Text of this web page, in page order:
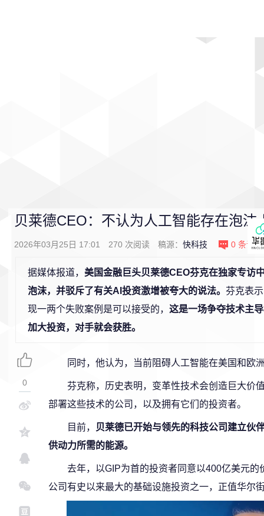
贝莱德CEO：不认为人工智能存在泡沫
2026年03月25日 17:01 270 次阅读 稿源： 快科技 0 条评论
据媒体报道， 美国金融巨头贝莱德CEO芬克在独家专访
泡沫，并驳斥了有关AI投资激增被夸大的说法。 芬克表
现一两个失败案例是可以接受的， 这是一场争夺技术主
加大投资，对手就会获胜。
同时，他认为，当前阻碍人工智能在美国和欧
芬克称，历史表明，变革性技术会创造巨大价
部署这些技术的公司，以及拥有它们的投资者。
目前，
贝莱德已开始与领先的科技公司建立伙
供动力所需的能源。
去年，以GIP为首的投资者同意以400亿美元
公司有史以来最大的基础设施投资之一，正值华尔
0